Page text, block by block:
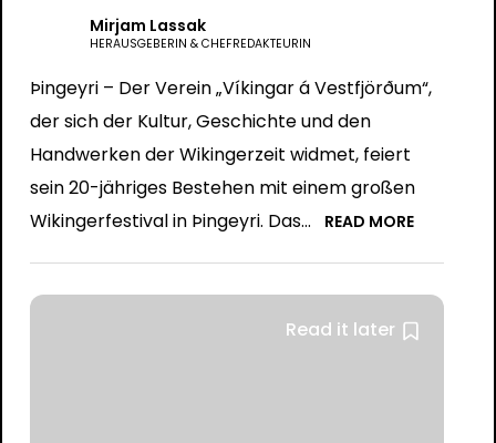
Mirjam Lassak
HERAUSGEBERIN & CHEFREDAKTEURIN
Þingeyri – Der Verein „Víkingar á Vestfjörðum“,
der sich der Kultur, Geschichte und den
Handwerken der Wikingerzeit widmet, feiert
sein 20-jähriges Bestehen mit einem großen
Wikingerfestival in Þingeyri. Das...
READ MORE
Read it later